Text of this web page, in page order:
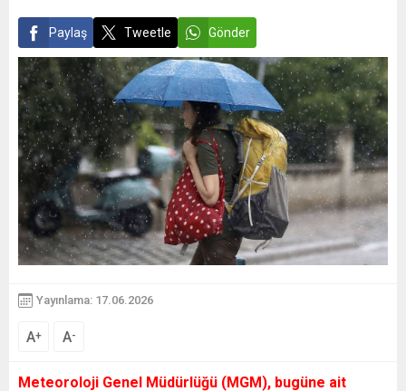
Paylaş Tweetle Gönder
Yayınlama: 17.06.2026
A+ A-
Meteoroloji Genel Müdürlüğü (MGM), bugüne ait